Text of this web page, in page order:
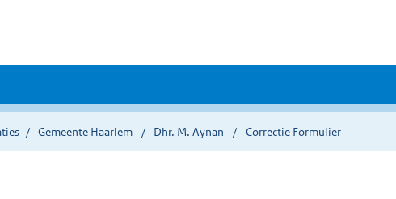
Gemeente Haarlem Dhr. M. Aynan Correctie Formulier